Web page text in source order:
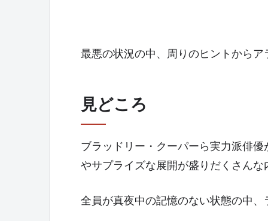
最悪の状況の中、周りのヒントから
見どころ
ブラッドリー・クーパーら実力派俳
やサプライズな展開が盛りだくさんな
全員が真夜中の記憶のない状態の中